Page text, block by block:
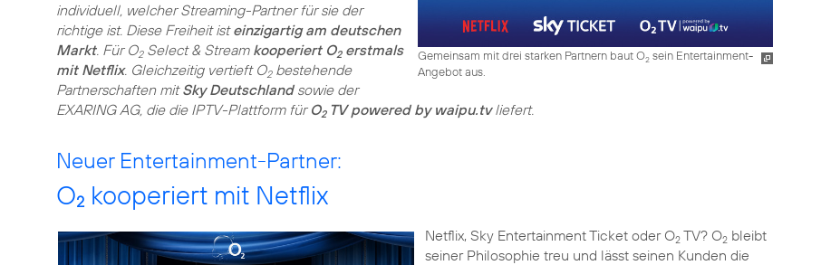
Gemeinsam mit drei starken Partnern baut O2sein Entertainment-
Angebot aus.
individuell, welcher Streaming-Partner für sie der
richtige ist. Diese Freiheit isteinzigartig am deutschen
Markt. Für O2Select & Stream kooperiert O2erstmals
mit Netflix. Gleichzeitig vertieft O2bestehende
Partnerschaften mitSky Deutschlandsowie der
EXARING AG, die die IPTV-Plattform für O2TV powered by waipu.tvliefert.
Neuer Entertainment-Partner:
O2 kooperiert mit Netflix
Netflix, Sky Entertainment Ticket oder O2TV? O2bleibt
seiner Philosophie treu und lässt seinen Kunden die